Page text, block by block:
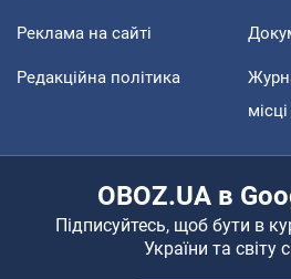
Реклама на сайті
Редакційна політика
OBOZ.UA в
Підписуйтесь, щоб бути в
України та світу